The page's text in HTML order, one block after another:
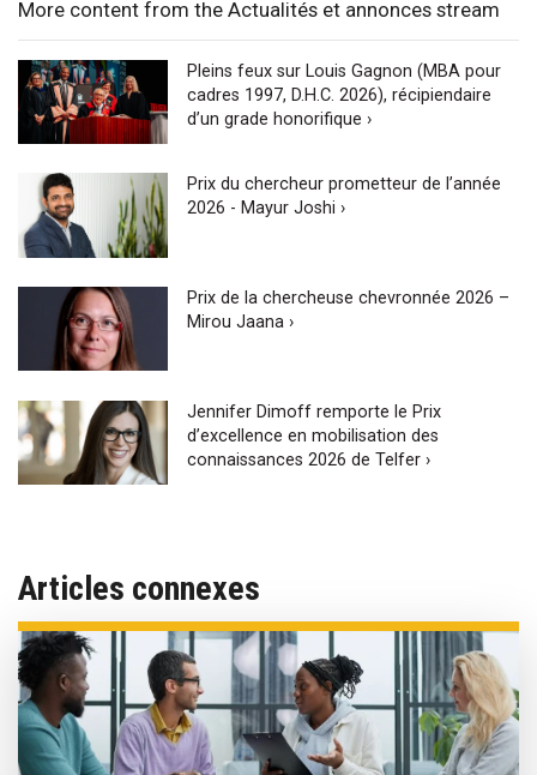
More content from the Actualités et annonces stream
Pleins feux sur Louis Gagnon (MBA pour
cadres 1997, D.H.C. 2026), récipiendaire
d’un grade honorifique ›
Prix du chercheur prometteur de l’année
2026 - Mayur Joshi ›
Prix de la chercheuse chevronnée 2026 –
Mirou Jaana ›
Jennifer Dimoff remporte le Prix
d’excellence en mobilisation des
connaissances 2026 de Telfer ›
Articles connexes